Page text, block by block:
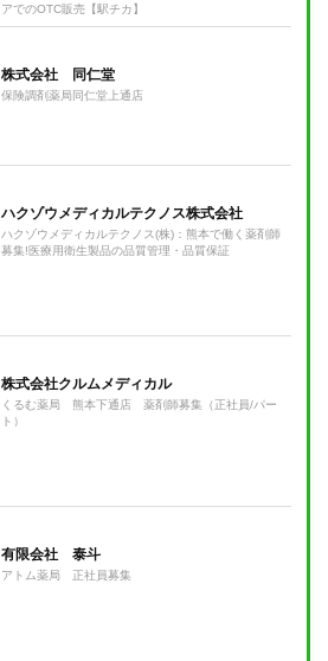
アでのOTC販売【駅チカ】
株式会社 同仁堂
保険調剤薬局同仁堂上通店
ハクゾウメディカルテクノス株式会社
ハクゾウメディカルテクノス(株)：熊本で働く薬剤師
募集!医療用衛生製品の品質管理・品質保証
株式会社クルムメディカル
くるむ薬局 熊本下通店 薬剤師募集（正社員/パー
ト）
有限会社 泰斗
アトム薬局 正社員募集